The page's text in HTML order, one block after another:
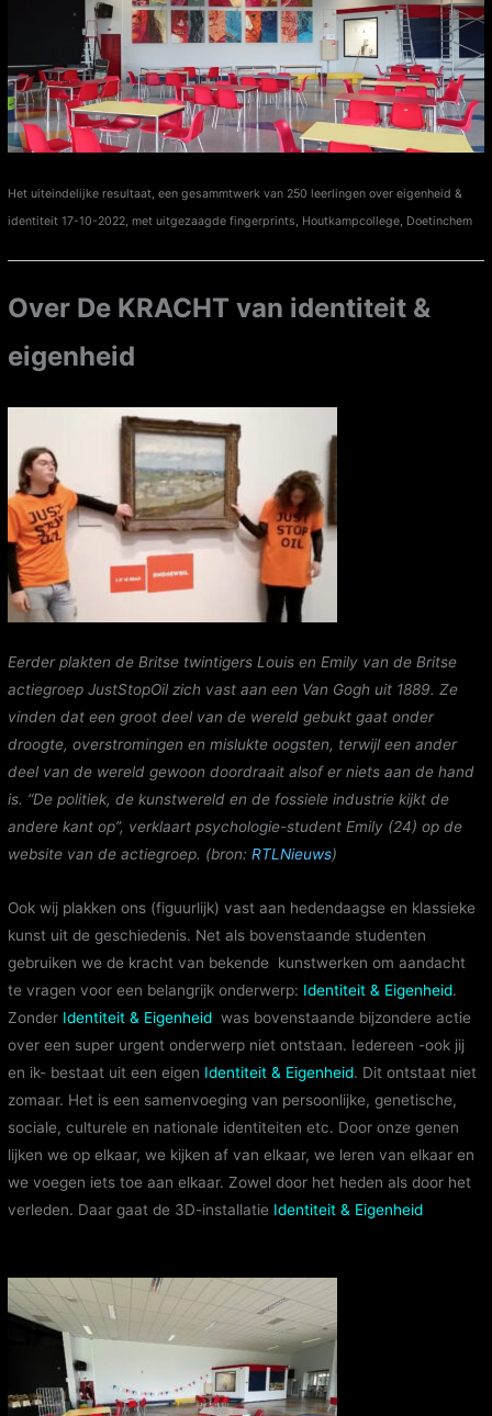
Het uiteindelijke resultaat, een gesammtwerk van 250 leerlingen over eigenheid &
identiteit 17-10-2022, met uitgezaagde fingerprints, Houtkampcollege, Doetinchem
Over De KRACHT van identiteit &
eigenheid
Eerder plakten de Britse twintigers Louis en Emily van de Britse
actiegroep JustStopOil zich vast aan een Van Gogh uit 1889. Ze
vinden dat een groot deel van de wereld gebukt gaat onder
droogte, overstromingen en mislukte oogsten, terwijl een ander
deel van de wereld gewoon doordraait alsof er niets aan de hand
is. “De politiek, de kunstwereld en de fossiele industrie kijkt de
andere kant op”, verklaart psychologie-student Emily (24) op de
website van de actiegroep. (bron:RTLNieuws)
Ook wij plakken ons (figuurlijk) vast aan hedendaagse en klassieke
kunst uit de geschiedenis. Net als bovenstaande studenten
gebruiken we de kracht van bekende kunstwerken om aandacht
te vragen voor een belangrijk onderwerp: Identiteit & Eigenheid.
Zonder Identiteit & Eigenheid was bovenstaande bijzondere actie
over een super urgent onderwerp niet ontstaan. Iedereen -ook jij
en ik- bestaat uit een eigen Identiteit & Eigenheid. Dit ontstaat niet
zomaar. Het is een samenvoeging van persoonlijke, genetische,
sociale, culturele en nationale identiteiten etc. Door onze genen
lijken we op elkaar, we kijken af van elkaar, we leren van elkaar en
we voegen iets toe aan elkaar. Zowel door het heden als door het
verleden. Daar gaat de 3D-installatie Identiteit & Eigenheid